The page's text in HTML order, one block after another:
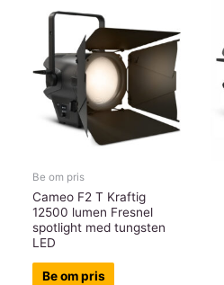
Be om pris
Cameo F2 T Kraftig
12500 lumen Fresnel
spotlight med tungsten
LED
Be om pris